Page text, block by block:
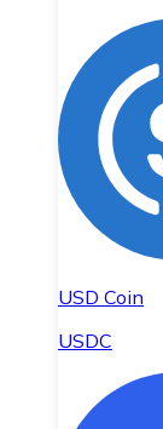
USD Coin
USDC